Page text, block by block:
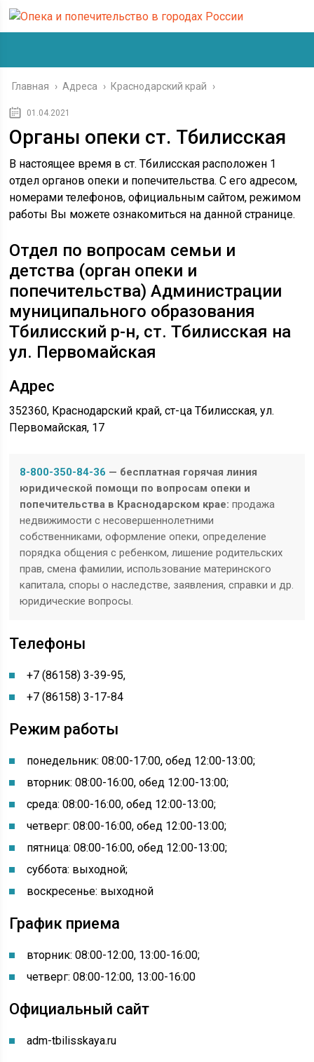
Главная › Адреса › Краснодарский край ›
01.04.2021
Органы опеки ст. Тбилисская
В настоящее время в ст. Тбилисская расположен 1
отдел органов опеки и попечительства. С его адресом,
номерами телефонов, официальным сайтом, режимом
работы Вы можете ознакомиться на данной странице.
Отдел по вопросам семьи и
детства (орган опеки и
попечительства) Администрации
муниципального образования
Тбилисский р-н, ст. Тбилисская на
ул. Первомайская
Адрес
352360, Краснодарский край, ст-ца Тбилисская, ул.
Первомайская, 17
8-800-350-84-36 — бесплатная горячая линия
юридической помощи по вопросам опеки и
попечительства в Краснодарском крае:продажа
недвижимости с несовершеннолетними
собственниками, оформление опеки, определение
порядка общения с ребенком, лишение родительских
прав, смена фамилии, использование материнского
капитала, споры о наследстве, заявления, справки и др.
юридические вопросы.
Телефоны
+7 (86158) 3-39-95,
+7 (86158) 3-17-84
Режим работы
понедельник: 08:00-17:00, обед 12:00-13:00;
вторник: 08:00-16:00, обед 12:00-13:00;
среда: 08:00-16:00, обед 12:00-13:00;
четверг: 08:00-16:00, обед 12:00-13:00;
пятница: 08:00-16:00, обед 12:00-13:00;
суббота: выходной;
воскресенье: выходной
График приема
вторник: 08:00-12:00, 13:00-16:00;
четверг: 08:00-12:00, 13:00-16:00
Официальный сайт
adm-tbilisskaya.ru